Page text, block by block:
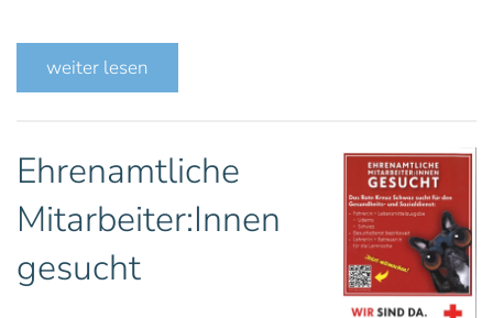
weiter lesen
Ehrenamtliche
Mitarbeiter:Innen
gesucht